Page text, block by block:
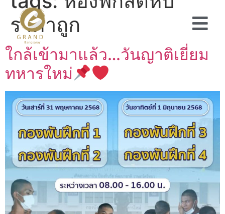
ราคาถูก
ใกล้เข้ามาแล้ว…วันญาติเยี่ยม
ทหารใหม่